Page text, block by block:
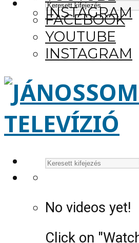
INSTAGRAM
FACEBOOK
YOUTUBE
INSTAGRAM
No videos yet!
Click on